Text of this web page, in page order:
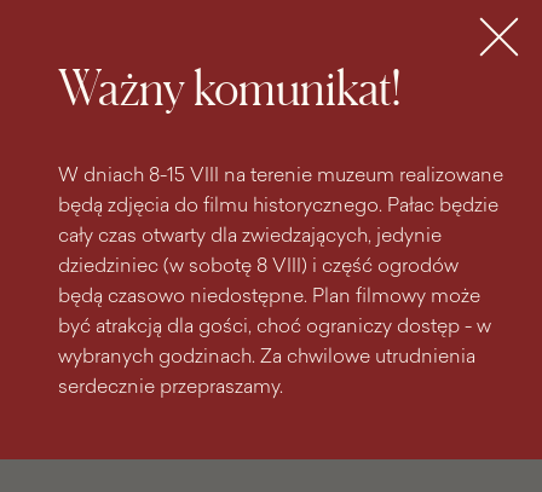
Ważny komunikat!
W dniach 8-15 VIII na terenie muzeum realizowane
będą zdjęcia do filmu historycznego. Pałac będzie
cały czas otwarty dla zwiedzających, jedynie
dziedziniec (w sobotę 8 VIII) i część ogrodów
będą czasowo niedostępne. Plan filmowy może
być atrakcją dla gości, choć ograniczy dostęp - w
wybranych godzinach. Za chwilowe utrudnienia
serdecznie przepraszamy.
MENU